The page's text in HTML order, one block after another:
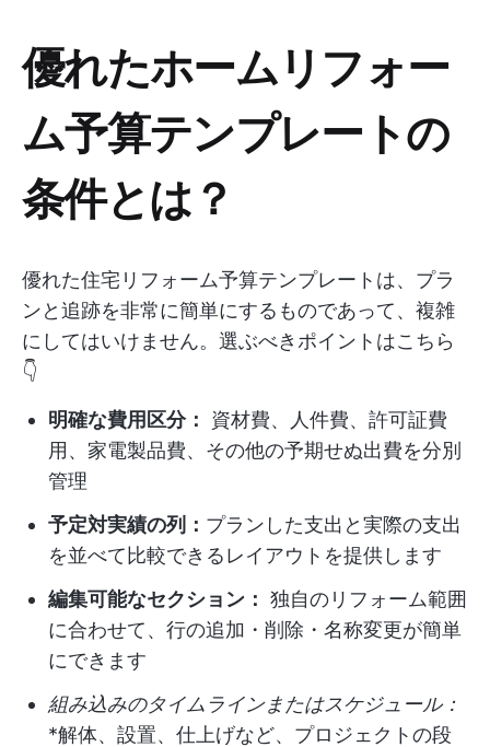
優れたホームリフォー
ム予算テンプレートの
条件とは？
優れた住宅リフォーム予算テンプレートは、プラ
ンと追跡を非常に簡単にするものであって、複雑
にしてはいけません。選ぶべきポイントはこちら
👇
明確な費用区分：
資材費、人件費、許可証費
用、家電製品費、その他の予期せぬ出費を分別
管理
予定対実績の列： プランした支出と実際の支出
を並べて比較できるレイアウトを提供します
編集可能なセクション： 独自のリフォーム範囲
に合わせて、行の追加・削除・名称変更が簡単
にできます
組み込みのタイムラインまたはスケジュール：
*解体、設置、仕上げなど、プロジェクトの段